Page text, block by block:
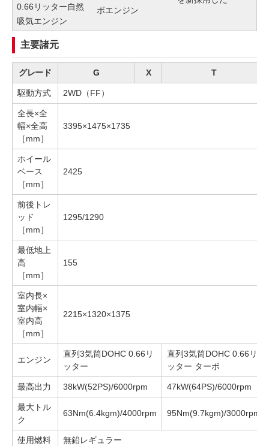
0.66リッター自然
吸気エンジン
ボエンジン
主要諸元
グレード G X T
駆動方式 2WD（FF）
全長×全
幅×全高
［mm］
3395×1475×1735
ホイール
ベース
［mm］
2425
前後トレ
ッド
［mm］
1295/1290
最低地上
高
［mm］
155
室内長×
室内幅×
室内高
［mm］
2215×1320×1375
エンジン
直列3気筒DOHC 0.66リ
ッター
直列3気筒DOHC 0.66リ
ッター ターボ
最高出力 38kW(52PS)/6000rpm 47kW(64PS)/6000rpm
最大トル
ク
63Nm(6.4kgm)/4000rpm 95Nm(9.7kgm)/3000rpm
使用燃料 無鉛レギュラー